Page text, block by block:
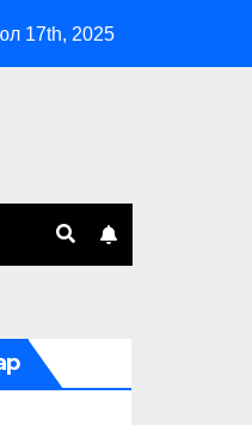
жүйелі түрде
17th, 2025